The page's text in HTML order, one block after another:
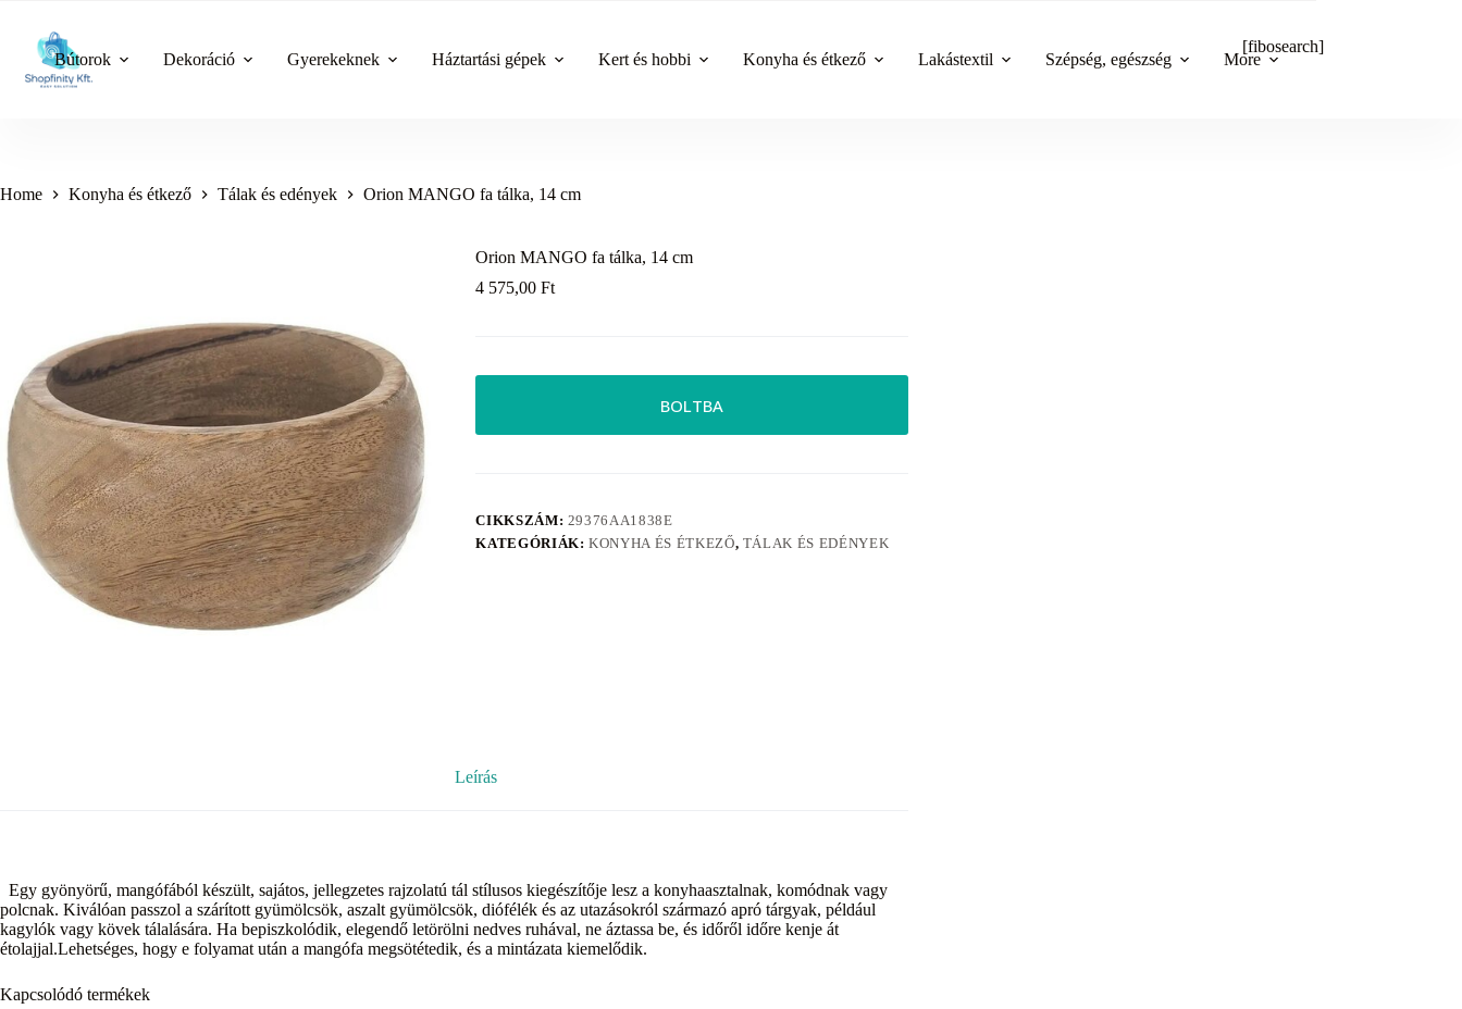
content
Bútorok Dekoráció Gyerekeknek Háztartási gépek Kert és hobbi Konyha és étkező Lakástextil Szépség, egészség More
[fibosearch]
Home Konyha és étkező Tálak és edények Orion MANGO fa tálka, 14 cm
Orion MANGO fa tálka, 14 cm
4 575,00Ft
BOLTBA
CIKKSZÁM: 29376AA1838E
KATEGÓRIÁK:KONYHA ÉS ÉTKEZŐ, TÁLAK ÉS EDÉNYEK
Leírás
Egy gyönyörű, mangófából készült, sajátos, jellegzetes rajzolatú tál stílusos kiegészítője lesz a konyhaasztalnak, komódnak vagy
polcnak. Kiválóan passzol a szárított gyümölcsök, aszalt gyümölcsök, diófélék és az utazásokról származó apró tárgyak, például
kagylók vagy kövek tálalására. Ha bepiszkolódik, elegendő letörölni nedves ruhával, ne áztassa be, és időről időre kenje át
étolajjal.Lehetséges, hogy e folyamat után a mangófa megsötétedik, és a mintázata kiemelődik.
Kapcsolódó termékek